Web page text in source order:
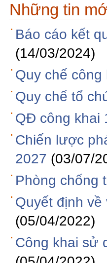
Những tin
Báo cáo kết
(14/03/2024)
Quy chế
Quy chế tổ
QĐ công khai
Chiến lược
2027 (03/07/
Phòng chống
Quyết định
(05/04/2022)
Công khai sử